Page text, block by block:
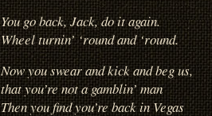
You go back, Jack, do it again.
Wheel turnin’ ‘round and ‘round.
Now you swear and kick and beg us,
that you’re not a gamblin’ man
Then you find you’re back in Vegas